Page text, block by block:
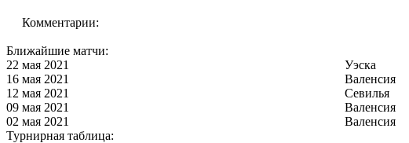
Комментарии:
Ближайшие матчи:
22 мая 2021
Уэска
16 мая 2021
Валенсия
12 мая 2021
Севилья
09 мая 2021
Валенсия
02 мая 2021
Валенсия
Турнирная таблица: